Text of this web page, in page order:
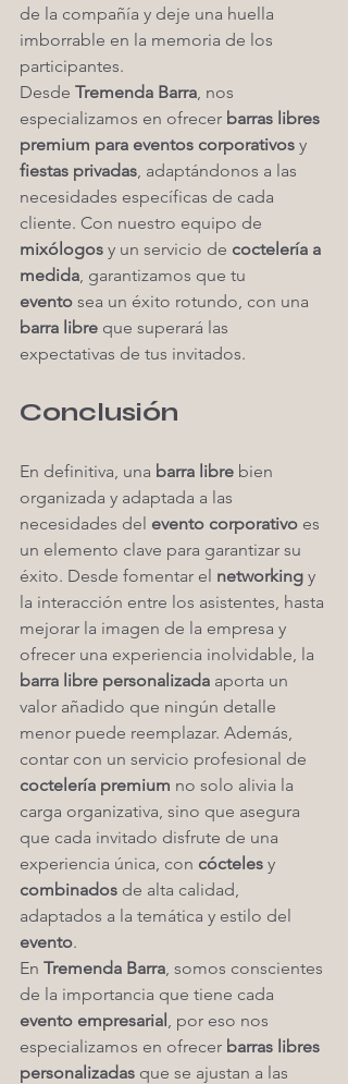
de la compañía y deje una huella
imborrable en la memoria de los
participantes.
Desde Tremenda Barra, nos
especializamos en ofrecer barras libres
premium para eventos corporativos y
fiestas privadas, adaptándonos a las
necesidades específicas de cada
cliente. Con nuestro equipo de
mixólogos y un servicio de coctelería a
medida, garantizamos que tu
evento sea un éxito rotundo, con una
barra libre que superará las
expectativas de tus invitados.
Conclusión
En definitiva, una barra libre bien
organizada y adaptada a las
necesidades del evento corporativo es
un elemento clave para garantizar su
éxito. Desde fomentar el networking y
la interacción entre los asistentes, hasta
mejorar la imagen de la empresa y
ofrecer una experiencia inolvidable, la
barra libre personalizada aporta un
valor añadido que ningún detalle
menor puede reemplazar. Además,
contar con un servicio profesional de
coctelería premium no solo alivia la
carga organizativa, sino que asegura
que cada invitado disfrute de una
experiencia única, con cócteles y
combinados de alta calidad,
adaptados a la temática y estilo del
evento.
En Tremenda Barra, somos conscientes
de la importancia que tiene cada
evento empresarial, por eso nos
especializamos en ofrecer barras libres
personalizadas que se ajustan a las